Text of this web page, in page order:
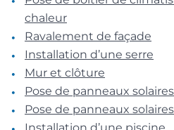
chaleur
Ravalement de façade
Installation d’une serre
Mur et clôture
Pose de panneaux
Pose de panneaux